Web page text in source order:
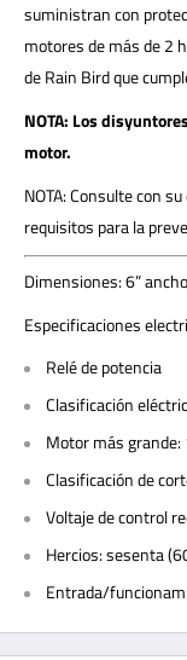
suministran con
motores de más de 2
de Rain Bird que
NOTA: Los
motor.
NOTA: Consulte con
requisitos para la
Dimensiones: 6”
Especificaciones
Relé de potencia
Clasificación
Motor más
Clasificación de
Voltaje de control
Hercios: sesenta
Entrada/